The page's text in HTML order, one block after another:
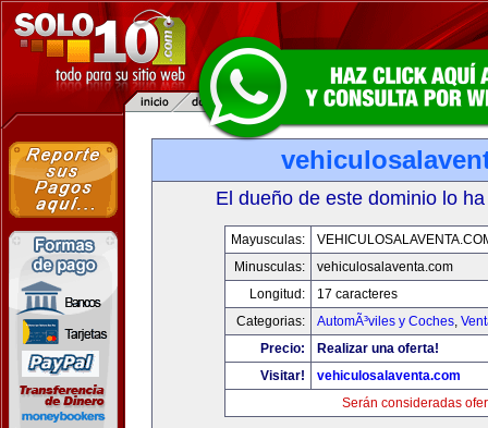
El dueño de este dominio lo
Mayusculas:
Minusculas:
vehiculosalaventa.com
Longitud:
17 caracteres
Categorias:
AutomÃ³viles y Coches,
Precio:
Realizar una oferta!
Visitar!
vehiculosalaventa.com
Serán consideradas